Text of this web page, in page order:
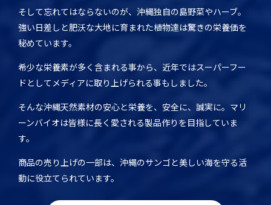
そして忘れてはならないのが、沖縄独自の島野菜やハーブ。
強い日差しと肥沃な大地に育まれた植物達は驚きの栄養価を
秘めています。
希少な栄養素が多く含まれる事から、近年ではスーパーフー
ドとしてメディアに取り上げられる事もしました。
そんな沖縄天然素材の安心と栄養を、安全に、誠実に。マリ
ーンバイオは皆様に長く愛される製品作りを目指していま
す。
商品の売り上げの一部は、沖縄のサンゴと美しい海を守る活
動に役立てられています。